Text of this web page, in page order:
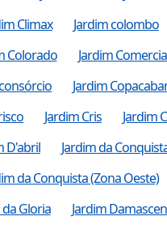
Climax
Jardim colombo
Colorado
Jardim
Jardim
Jardim Cris
Jardim
D'abril
Jardim da
da Conquista (Zona Oeste)
da Gloria
Jardim